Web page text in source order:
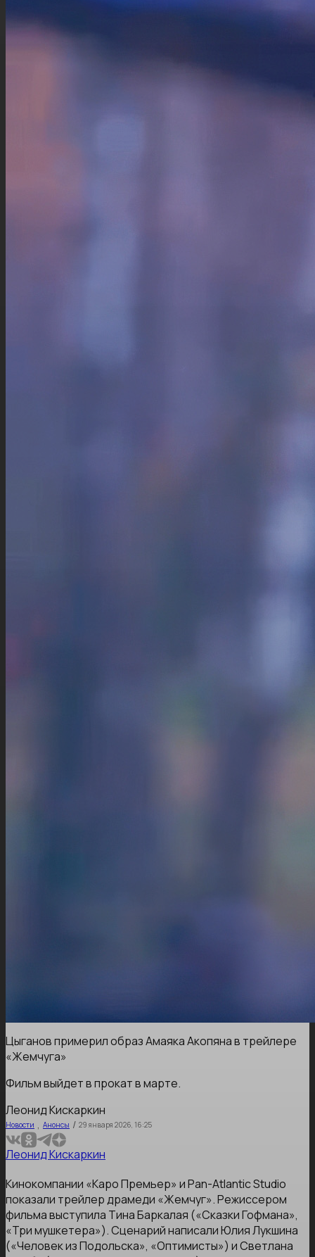
Цыганов примерил образ Амаяка Акопяна в трейлере
«Жемчуга»
Фильм выйдет в прокат в марте.
Леонид Кискаркин
Новости , Анонсы / 29 января 2026, 16:25
Леонид Кискаркин
Кинокомпании «Каро Премьер» и Pan-Atlantic Studio
показали трейлер драмеди «Жемчуг». Режиссером
фильма выступила Тина Баркалая («Сказки Гофмана»,
«Три мушкетера»). Сценарий написали Юлия Лукшина
(«Человек из Подольска», «Оптимисты») и Светлана